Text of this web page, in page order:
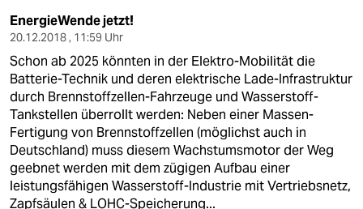
EnergieWende jetzt!
20.12.2018 , 11:59 Uhr
Schon ab 2025 könnten in der Elektro-Mobilität die
Batterie-Technik und deren elektrische Lade-Infrastruktur
durch Brennstoffzellen-Fahrzeuge und Wasserstoff-
Tankstellen überrollt werden: Neben einer Massen-
Fertigung von Brennstoffzellen (möglichst auch in
Deutschland) muss diesem Wachstumsmotor der Weg
geebnet werden mit dem zügigen Aufbau einer
leistungsfähigen Wasserstoff-Industrie mit Vertriebsnetz,
Zapfsäulen & LOHC-Speicherung...